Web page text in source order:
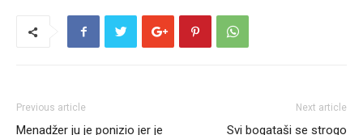
Previous article
Menadžer ju je ponizio jer je
Next article
Svi bogataši se strogo